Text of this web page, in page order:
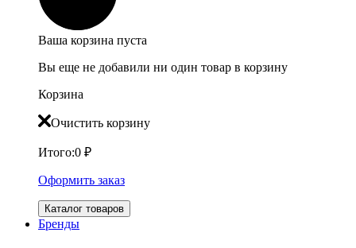
Ваша корзина пуста
Вы еще не добавили ни один товар в корзину
Корзина
Очистить корзину
Итого:0 ₽
Оформить заказ
Каталог товаров
Бренды